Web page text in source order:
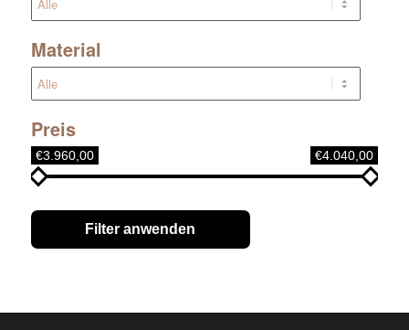
Material
Preis
€3.960,00 €4.040,00
Filter anwenden